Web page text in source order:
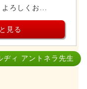
ろしくお...
見る
ィ アントネラ先生